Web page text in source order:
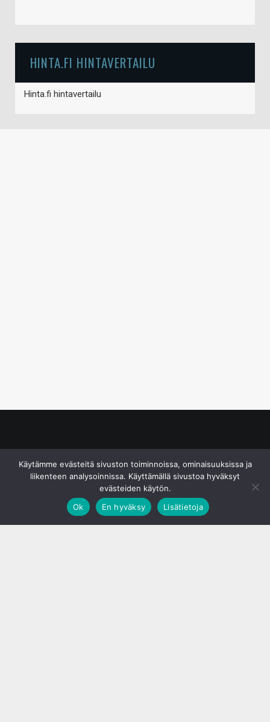
HINTA.FI HINTAVERTAILU
Hinta.fi hintavertailu
Käytämme evästeitä sivuston toiminnoissa, ominaisuuksissa ja
liikenteen analysoinnissa. Käyttämällä sivustoa hyväksyt
evästeiden käytön.
Ok
En hyväksy Lisätietoja